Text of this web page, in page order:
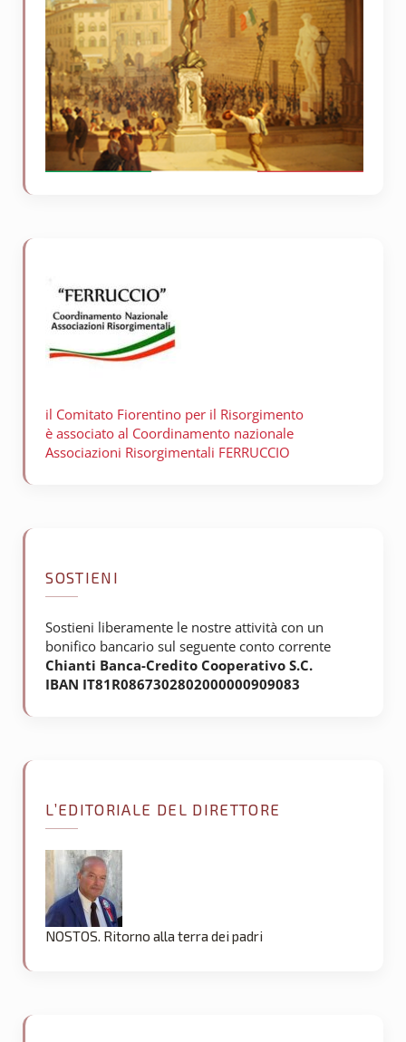
il Comitato Fiorentino per il Risorgimento
è associato al Coordinamento nazionale
Associazioni Risorgimentali FERRUCCIO
SOSTIENI
Sostieni liberamente le nostre attività con un
bonifico bancario sul seguente conto corrente
Chianti Banca-Credito Cooperativo S.C.
IBAN IT81R0867302802000000909083
L’EDITORIALE DEL DIRETTORE
NOSTOS. Ritorno alla terra dei padri